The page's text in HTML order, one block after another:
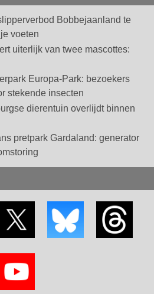
Bobbejaanland te
voeten
uiterlijk van twee mascottes:
Europa-Park: bezoekers
stekende insecten
dierentuin overlijdt binnen
pretpark Gardaland: generator